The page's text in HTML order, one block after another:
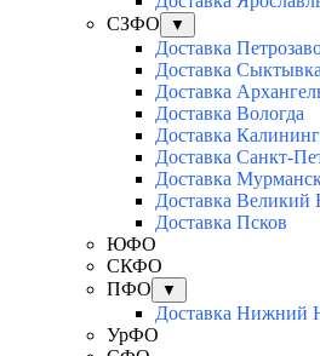
СЗФО
▼
Доставка
Доставка
Доставка
Доставка Вологда
Доставка
Доставка Санкт-
Доставка
Доставка Великий
Доставка Псков
ЮФО
СКФО
ПФО
▼
Доставка Нижний
УрФО